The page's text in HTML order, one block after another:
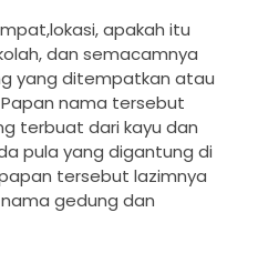
apakah itu
dan semacamnya
yang ditempatkan atau
nama tersebut
terbuat dari kayu dan
pula yang digantung di
tersebut lazimnya
gedung dan